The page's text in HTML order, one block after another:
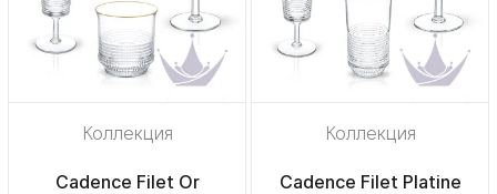
Коллекция
Cadence Filet Or
Коллекция
Cadence Filet Platine